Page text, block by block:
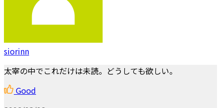
siorinn
太宰の中でこれだけは未読。どうしても欲しい。
Good